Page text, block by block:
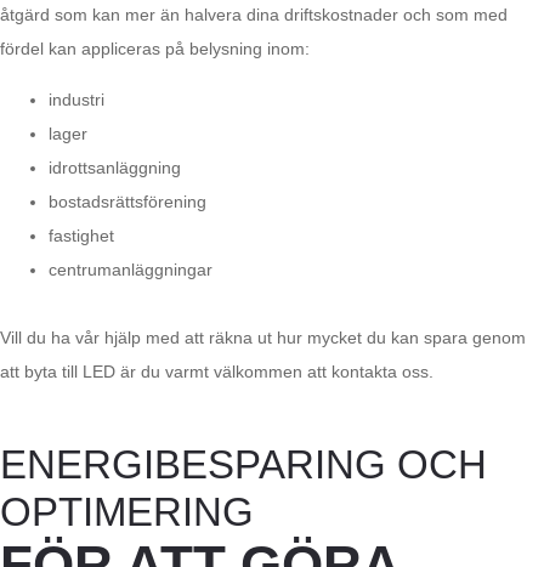
åtgärd som kan mer än halvera dina driftskostnader och som med
fördel kan appliceras på belysning inom:
industri
lager
idrottsanläggning
bostadsrättsförening
fastighet
centrumanläggningar
Vill du ha vår hjälp med att räkna ut hur mycket du kan spara genom
att byta till LED är du varmt välkommen att kontakta oss.
ENERGIBESPARING OCH
OPTIMERING